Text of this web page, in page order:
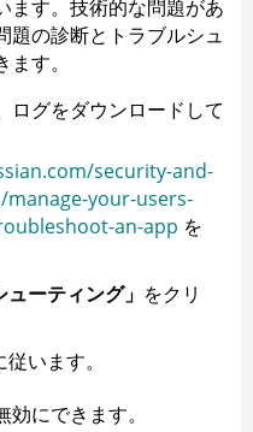
ます。技術的な問題があ
題の診断とトラブルシュ
す。
ログをダウンロードして
security-and-
manage-your-users-
an-app を
ーティング」 をクリ
います。
にできます。